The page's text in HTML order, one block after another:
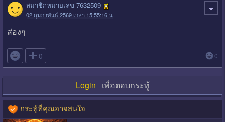
สมาชิกหมายเลข 7632509
02 กุมภาพันธ์ 2569 เวลา 15:55:16 น.
ส่องๆ
 0 0
Login เพื่อตอบกระทู้
กระทู้ที่คุณอาจสนใจ